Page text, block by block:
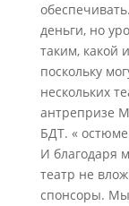
деньги, но
таким, какой
поскольку
нескольких
антрепризе
БДТ. «
И благодаря
театр не
спонсоры. Мы